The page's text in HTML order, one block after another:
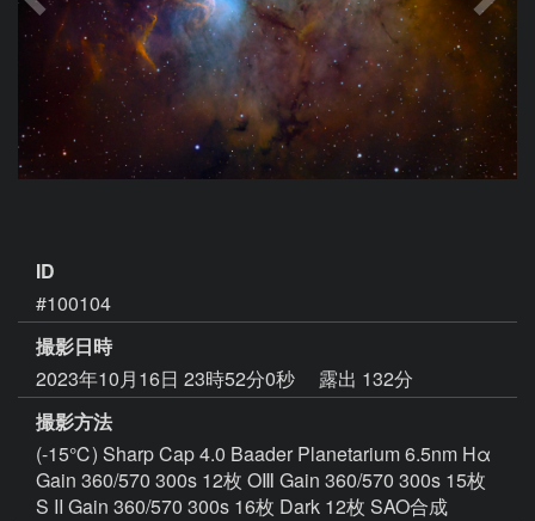
ID
#100104
撮影日時
2023年10月16日 23時52分0秒
露出 132分
撮影方法
(-15℃) Sharp Cap 4.0 Baader Planetarium 6.5nm Hα
Gain 360/570 300s 12枚 OⅢ Gain 360/570 300s 15枚
S II Gain 360/570 300s 16枚 Dark 12枚 SAO合成